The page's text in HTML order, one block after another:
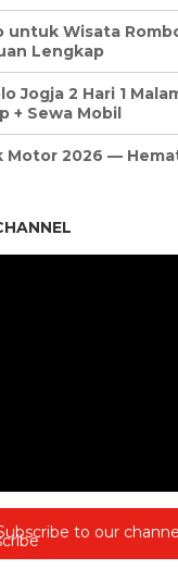
untuk Wisata
Lengkap
Jogja 2 Hari 1
+ Sewa Mobil
Motor 2026 —
to our channel